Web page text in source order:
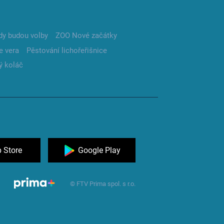
budou volby
ZOO Nové začátky
vera
Pěstování lichořeřišnice
koláč
Store Google Play
© FTV Prima spol. s r.o.